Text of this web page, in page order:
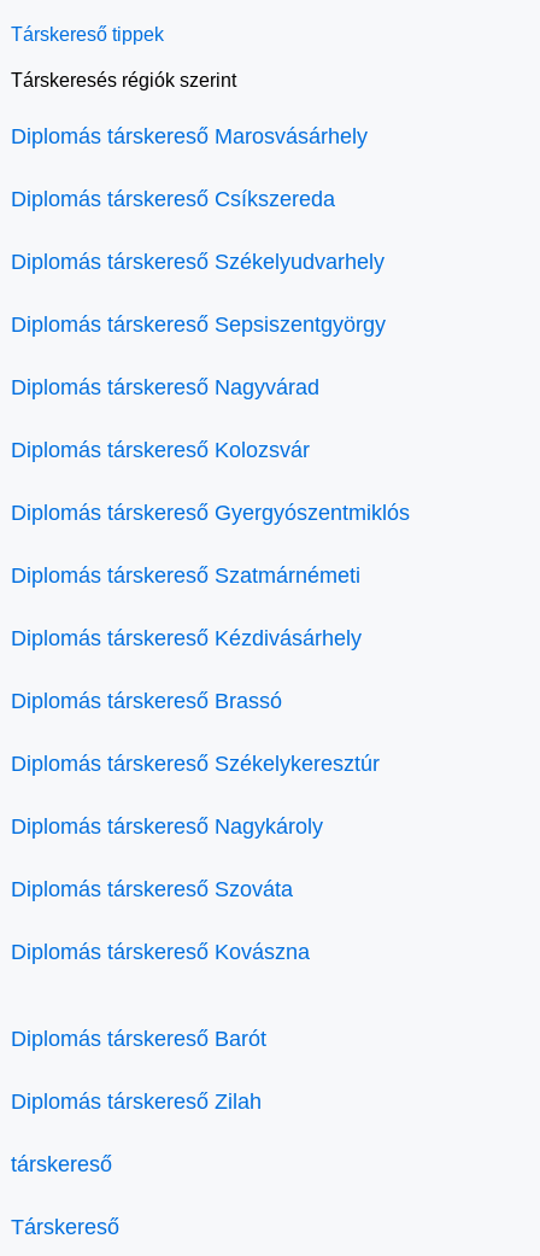
Társkereső tippek
Társkeresés régiók szerint
Diplomás társkereső Marosvásárhely
Diplomás társkereső Csíkszereda
Diplomás társkereső Székelyudvarhely
Diplomás társkereső Sepsiszentgyörgy
Diplomás társkereső Nagyvárad
Diplomás társkereső Kolozsvár
Diplomás társkereső Gyergyószentmiklós
Diplomás társkereső Szatmárnémeti
Diplomás társkereső Kézdivásárhely
Diplomás társkereső Brassó
Diplomás társkereső Székelykeresztúr
Diplomás társkereső Nagykároly
Diplomás társkereső Szováta
Diplomás társkereső Kovászna
Diplomás társkereső Barót
Diplomás társkereső Zilah
társkereső
Társkereső